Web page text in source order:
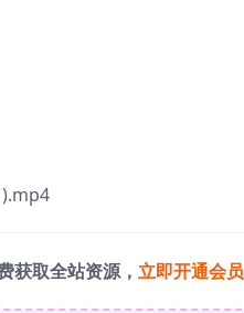
获取全站资源， 立即开通会员